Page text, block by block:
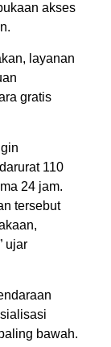
akses
layanan
gratis
110
24 jam.
tersebut
ujar
bawah.